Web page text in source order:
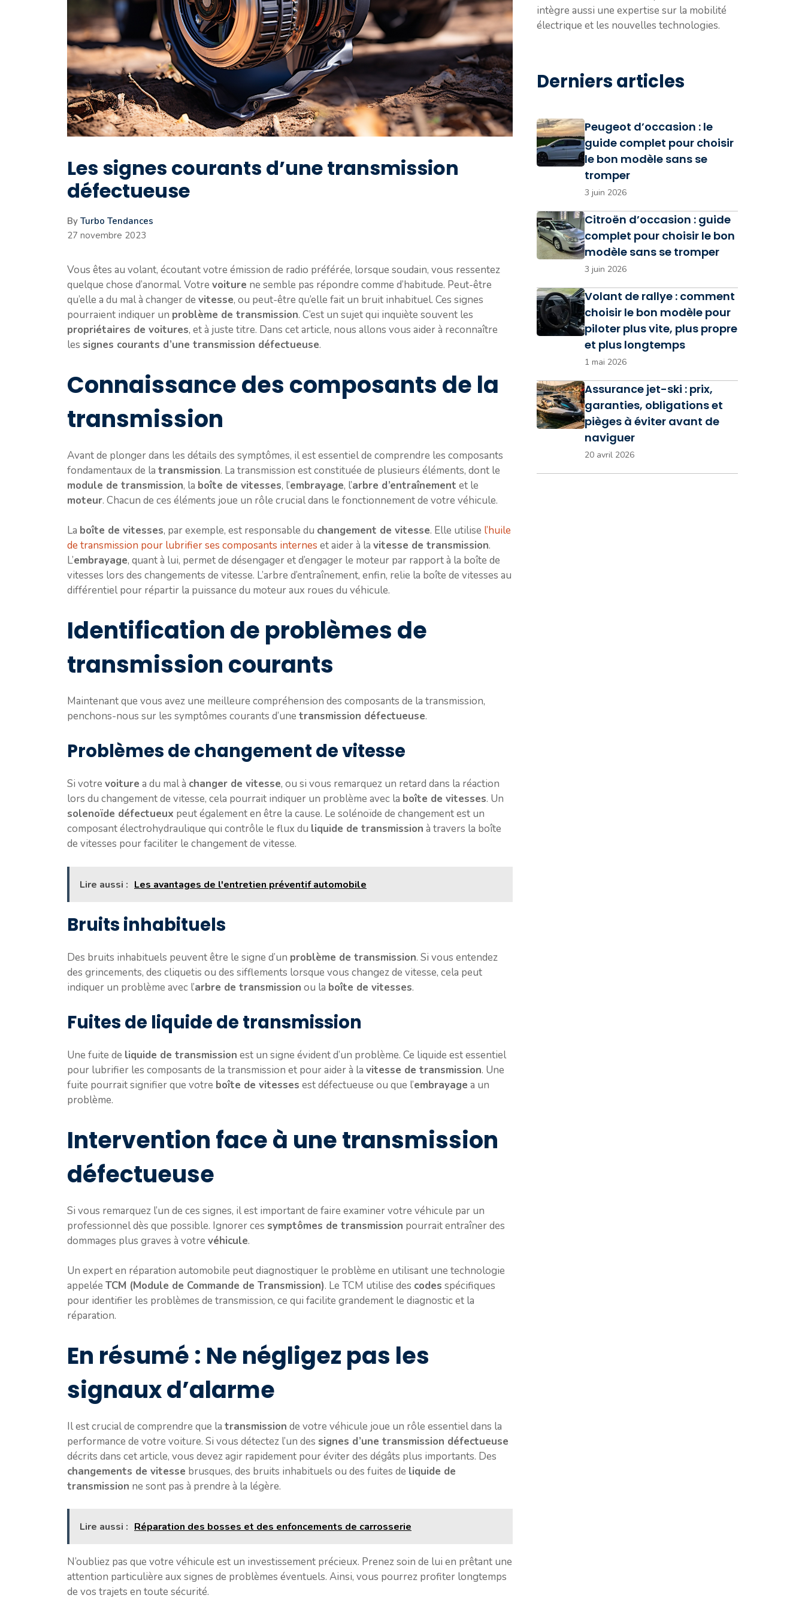
Les signes courants d’une transmission
défectueuse
By Turbo Tendances
27 novembre 2023
Vous êtes au volant, écoutant votre émission de radio préférée, lorsque soudain, vous ressentez
quelque chose d’anormal. Votre voiture ne semble pas répondre comme d’habitude. Peut-être
qu’elle a du mal à changer de vitesse, ou peut-être qu’elle fait un bruit inhabituel. Ces signes
pourraient indiquer un problème de transmission. C’est un sujet qui inquiète souvent les
propriétaires de voitures, et à juste titre. Dans cet article, nous allons vous aider à reconnaître
les signes courants d’une transmission défectueuse.
Connaissance des composants de la
transmission
Avant de plonger dans les détails des symptômes, il est essentiel de comprendre les composants
fondamentaux de la transmission. La transmission est constituée de plusieurs éléments, dont le
module de transmission, la boîte de vitesses, l’embrayage, l’arbre d’entraînement et le
moteur. Chacun de ces éléments joue un rôle crucial dans le fonctionnement de votre véhicule.
La boîte de vitesses, par exemple, est responsable du changement de vitesse. Elle utilise l’huile
de transmission pour lubrifier ses composants internes et aider à la vitesse de transmission.
L’embrayage, quant à lui, permet de désengager et d’engager le moteur par rapport à la boîte de
vitesses lors des changements de vitesse. L’arbre d’entraînement, enfin, relie la boîte de vitesses au
différentiel pour répartir la puissance du moteur aux roues du véhicule.
Identification de problèmes de
transmission courants
Maintenant que vous avez une meilleure compréhension des composants de la transmission,
penchons-nous sur les symptômes courants d’une transmission défectueuse.
Problèmes de changement de vitesse
Si votre voiture a du mal à changer de vitesse, ou si vous remarquez un retard dans la réaction
lors du changement de vitesse, cela pourrait indiquer un problème avec la boîte de vitesses. Un
solenoïde défectueux peut également en être la cause. Le solénoïde de changement est un
composant électrohydraulique qui contrôle le flux du liquide de transmission à travers la boîte
de vitesses pour faciliter le changement de vitesse.
Lire aussi : Les avantages de l'entretien préventif automobile
Bruits inhabituels
Des bruits inhabituels peuvent être le signe d’un problème de transmission. Si vous entendez
des grincements, des cliquetis ou des sifflements lorsque vous changez de vitesse, cela peut
indiquer un problème avec l’arbre de transmission ou la boîte de vitesses.
Fuites de liquide de transmission
Une fuite de liquide de transmission est un signe évident d’un problème. Ce liquide est essentiel
pour lubrifier les composants de la transmission et pour aider à la vitesse de transmission. Une
fuite pourrait signifier que votre boîte de vitesses est défectueuse ou que l’embrayage a un
problème.
Intervention face à une transmission
défectueuse
Si vous remarquez l’un de ces signes, il est important de faire examiner votre véhicule par un
professionnel dès que possible. Ignorer ces symptômes de transmission pourrait entraîner des
dommages plus graves à votre véhicule.
Un expert en réparation automobile peut diagnostiquer le problème en utilisant une technologie
appelée TCM (Module de Commande de Transmission). Le TCM utilise des codes spécifiques
pour identifier les problèmes de transmission, ce qui facilite grandement le diagnostic et la
réparation.
En résumé : Ne négligez pas les
signaux d’alarme
Il est crucial de comprendre que la transmission de votre véhicule joue un rôle essentiel dans la
performance de votre voiture. Si vous détectez l’un des signes d’une transmission défectueuse
décrits dans cet article, vous devez agir rapidement pour éviter des dégâts plus importants. Des
changements de vitesse brusques, des bruits inhabituels ou des fuites de liquide de
transmission ne sont pas à prendre à la légère.
Lire aussi : Réparation des bosses et des enfoncements de carrosserie
N’oubliez pas que votre véhicule est un investissement précieux. Prenez soin de lui en prêtant une
attention particulière aux signes de problèmes éventuels. Ainsi, vous pourrez profiter longtemps
de vos trajets en toute sécurité.
intègre aussi une expertise sur la mobilité
électrique et les nouvelles technologies.
Derniers articles
Peugeot d’occasion : le
guide complet pour choisir
le bon modèle sans se
tromper
3 juin 2026
Citroën d’occasion : guide
complet pour choisir le bon
modèle sans se tromper
3 juin 2026
Volant de rallye : comment
choisir le bon modèle pour
piloter plus vite, plus propre
et plus longtemps
1 mai 2026
Assurance jet-ski : prix,
garanties, obligations et
pièges à éviter avant de
naviguer
20 avril 2026